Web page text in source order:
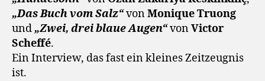
„Das Buch vom Salz“vonMonique Truong
und „Zwei, drei blaue Augen“vonVictor
Scheffé.
Ein Interview, das fast ein kleines Zeitzeugnis
ist.